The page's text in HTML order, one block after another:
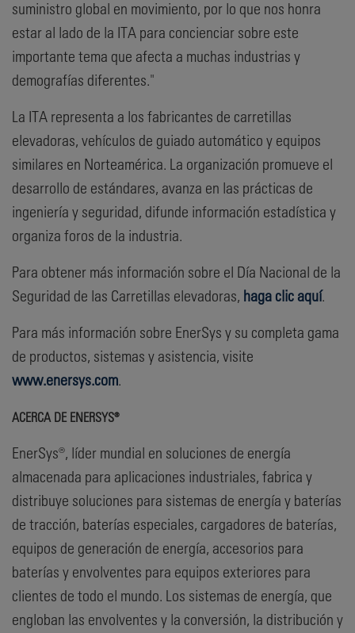
suministro global en movimiento, por lo que nos honra
estar al lado de la ITA para concienciar sobre este
importante tema que afecta a muchas industrias y
demografías diferentes."
La ITA representa a los fabricantes de carretillas
elevadoras, vehículos de guiado automático y equipos
similares en Norteamérica. La organización promueve el
desarrollo de estándares, avanza en las prácticas de
ingeniería y seguridad, difunde información estadística y
organiza foros de la industria.
Para obtener más información sobre el Día Nacional de la
Seguridad de las Carretillas elevadoras, haga clic aquí.
Para más información sobre EnerSys y su completa gama
de productos, sistemas y asistencia, visite
www.enersys.com.
ACERCA DE ENERSYS®
EnerSys®, líder mundial en soluciones de energía
almacenada para aplicaciones industriales, fabrica y
distribuye soluciones para sistemas de energía y baterías
de tracción, baterías especiales, cargadores de baterías,
equipos de generación de energía, accesorios para
baterías y envolventes para equipos exteriores para
clientes de todo el mundo. Los sistemas de energía, que
engloban las envolventes y la conversión, la distribución y